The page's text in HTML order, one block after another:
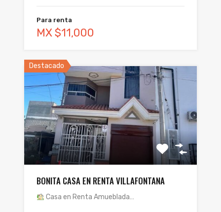
Para renta
MX $11,000
Destacado
BONITA CASA EN RENTA VILLAFONTANA
Casa en Renta Amueblada…